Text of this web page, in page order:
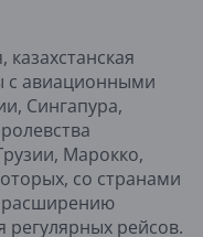
с авиационными
Сингапура,
Марокко,
со странами
расширению
рейсов.